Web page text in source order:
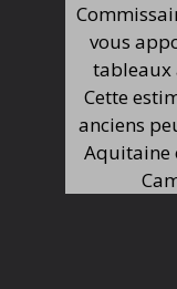
vous
tableaux
Cette
anciens
Aquitaine